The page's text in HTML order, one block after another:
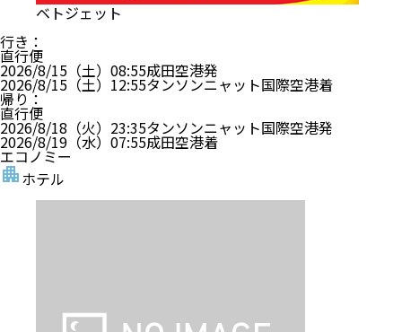
ベトジェット
行き ：
直行便
2026/8/15（土） 08:55成田空港発
2026/8/15（土） 12:55タンソンニャット国際空港着
帰り ：
直行便
2026/8/18（火） 23:35タンソンニャット国際空港発
2026/8/19（水） 07:55成田空港着
エコノミー
ホテル